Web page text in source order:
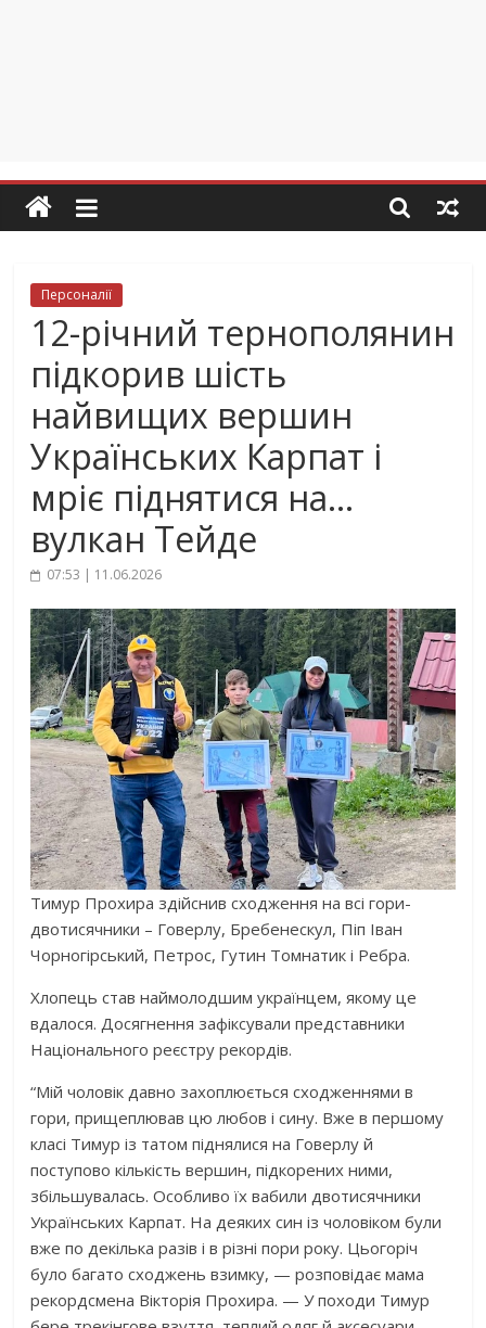
Персоналії
12-річний тернополянин
підкорив шість
найвищих вершин
Українських Карпат і
мріє піднятися на…
вулкан Тейде
07:53 | 11.06.2026
Тимур Прохира здійснив сходження на всі гори-
двотисячники – Говерлу, Бребенескул, Піп Іван
Чорногірський, Петрос, Гутин Томнатик і Ребра.
Хлопець став наймолодшим українцем, якому це
вдалося. Досягнення зафіксували представники
Національного реєстру рекордів.
“Мій чоловік давно захоплюється сходженнями в
гори, прищеплював цю любов і сину. Вже в першому
класі Тимур із татом піднялися на Говерлу й
поступово кількість вершин, підкорених ними,
збільшувалась. Особливо їх вабили двотисячники
Українських Карпат. На деяких син із чоловіком були
вже по декілька разів і в різні пори року. Цьогоріч
було багато сходжень взимку, — розповідає мама
рекордсмена Вікторія Прохира. — У походи Тимур